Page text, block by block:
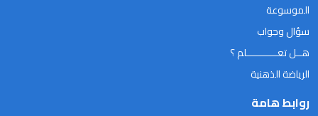
الموسوعة
سؤال وجواب
هــل تعـــــــــــلم ؟
الرياضة الذهنية
روابط هامة